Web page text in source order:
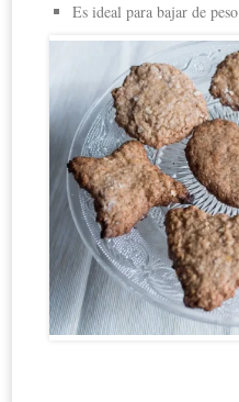
Es ideal para bajar de peso